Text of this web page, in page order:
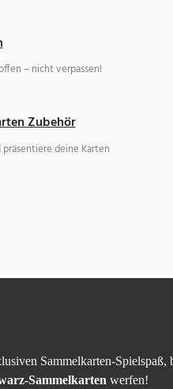
– nicht verpassen!
Zubehör
deine Karten
Sammelkarten-
Sammelkarten werfen!